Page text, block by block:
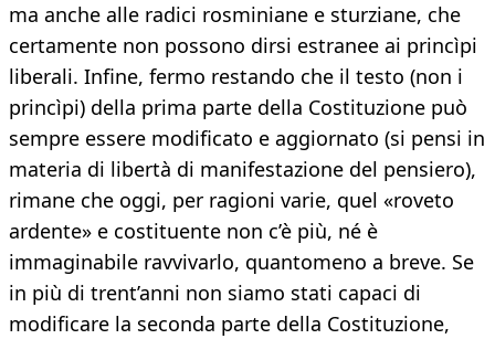
ma anche alle radici rosminiane e sturziane, che
certamente non possono dirsi estranee ai princìpi
liberali. Infine, fermo restando che il testo (non i
princìpi) della prima parte della Costituzione può
sempre essere modificato e aggiornato (si pensi in
materia di libertà di manifestazione del pensiero),
rimane che oggi, per ragioni varie, quel «roveto
ardente» e costituente non c’è più, né è
immaginabile ravvivarlo, quantomeno a breve. Se
in più di trent’anni non siamo stati capaci di
modificare la seconda parte della Costituzione,